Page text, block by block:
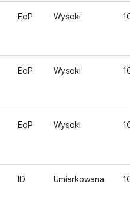
EoP Wysoki 10,
EoP Wysoki 10,
EoP Wysoki 10,
ID Umiarkowana 10,